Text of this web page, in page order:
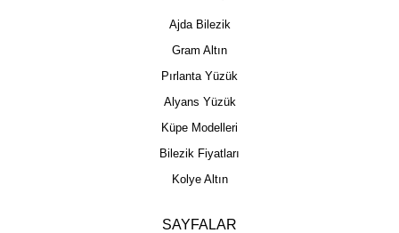
Ajda Bilezik
Gram Altın
Pırlanta Yüzük
Alyans Yüzük
Küpe Modelleri
Bilezik Fiyatları
Kolye Altın
SAYFALAR